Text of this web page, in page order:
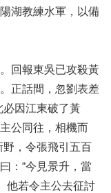
湖教練水軍，以備
回報東吳已攻殺黃
正話間，忽劉表差
必因江東破了黃
公同往，相機而
野，令張飛引五百
：“今見景升，當
他若令主公去征討